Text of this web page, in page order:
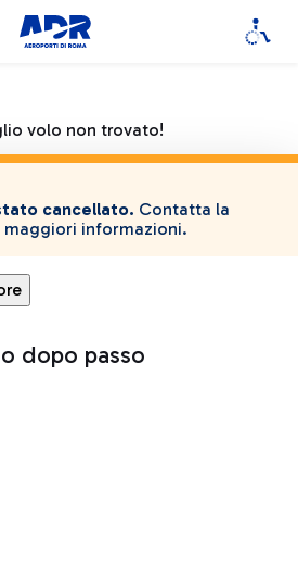
volo non trovato!
cancellato. Contatta la
maggiori informazioni.
dopo passo